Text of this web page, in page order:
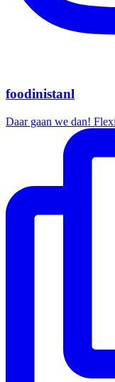
foodinistanl
Daar gaan we dan!